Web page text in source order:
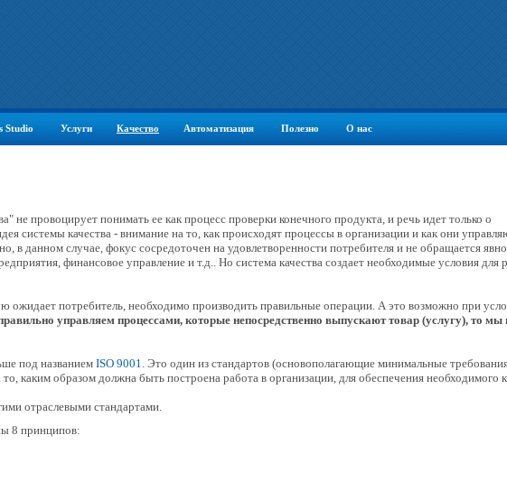
Studio Услуги Качество Автоматизация Полезно О нас
не провоцирует понимать ее как процесс проверки конечного продукта, и речь идет только о
системы качества - внимание на то, как происходят процессы в организации и как они
в данном случае, фокус сосредоточен на удовлетворенности потребителя и не обращается
финансовое управление и т.д.. Но система качества создает необходимые условия для
ожидает потребитель, необходимо производить правильные операции. А это возможно при
управляем процессами, которые непосредственно выпускают товар (услугу), то мы
под названием ISO 9001. Это один из стандартов (основополагающие минимальные
каким образом должна быть построена работа в организации, для обеспечения необходимого
отраслевыми стандартами.
8 принципов: